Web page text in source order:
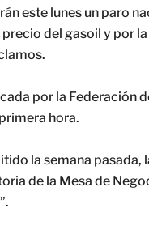
este lunes un paro
del gasoil y por
por la Federación
hora.
la semana
de la Mesa de